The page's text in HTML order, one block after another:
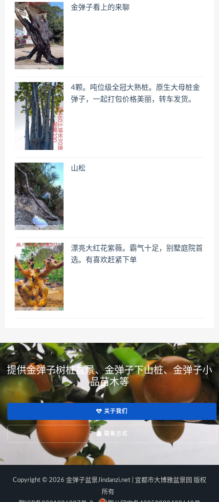
金弹子看上的来聊
4颗。吨位级全冠大熟桩。原生大母桩金
弹子，一起打包价格美丽，转车发货。
山松
漂亮大红花紫薇。霸气十足，别墅庭院首
选。有喜欢赶紧下单
提供金弹子树桩盆景、金弹子下山桩、金弹子小
品苗木等
关于我们
联系方式
Copyright © 2026 金弹子盆景Jindanzi.net | 宜都市大博雅盆景园 版权
所有